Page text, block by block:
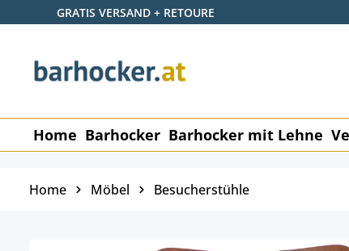
Hauptinhalt springen
Zur Suche springen
Zur Hauptnavigation springen
GRATIS VERSAND + RETOURE
Home Barhocker Barhocker mit Lehne
Home Möbel Besucherstühle